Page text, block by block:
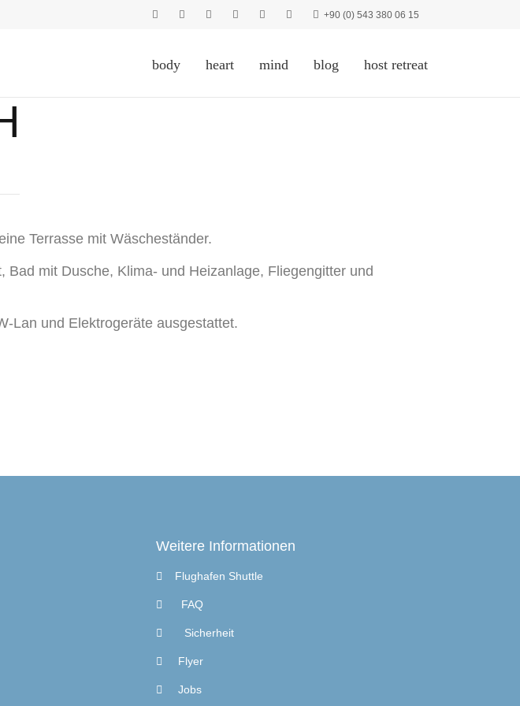
+90 (0) 543 380 06 15
body heart mind blog host retreat
Terrasse mit Wäscheständer.
mit Dusche, Klima- und Heizanlage, Fliegengitter und
Lan und Elektrogeräte ausgestattet.
Weitere Informationen
Flughafen Shuttle
FAQ
Sicherheit
Flyer
Jobs